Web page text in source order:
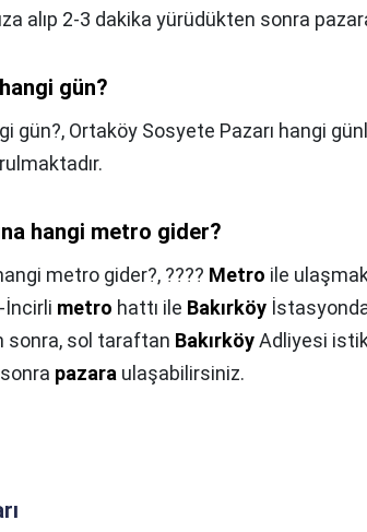
alıp 2-3 dakika yürüdükten sonra
gün?
gün?, Ortaköy Sosyete Pazarı hangi
hangi metro gider?
metro gider?, ???? Metro ile
-İncirli metro hattı ile Bakırköy
sonra, sol taraftan BakırköyAdliyesi
pazara ulaşabilirsiniz.